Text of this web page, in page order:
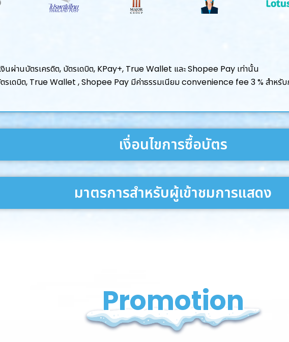
งินผ่านบัตรเครดิต, บัตรเดบิต, KPay+, True Wallet และ Shopee Pay เท่านั้น
ตรเดบิต, True Wallet , Shopee Pay มีค่าธรรมเนียม convenience fee 3 % สำหรับ
เงื่อนไขการซื้อบัตร
มาตรการสําหรับผู้เข้าชมการแสดง
Promotion